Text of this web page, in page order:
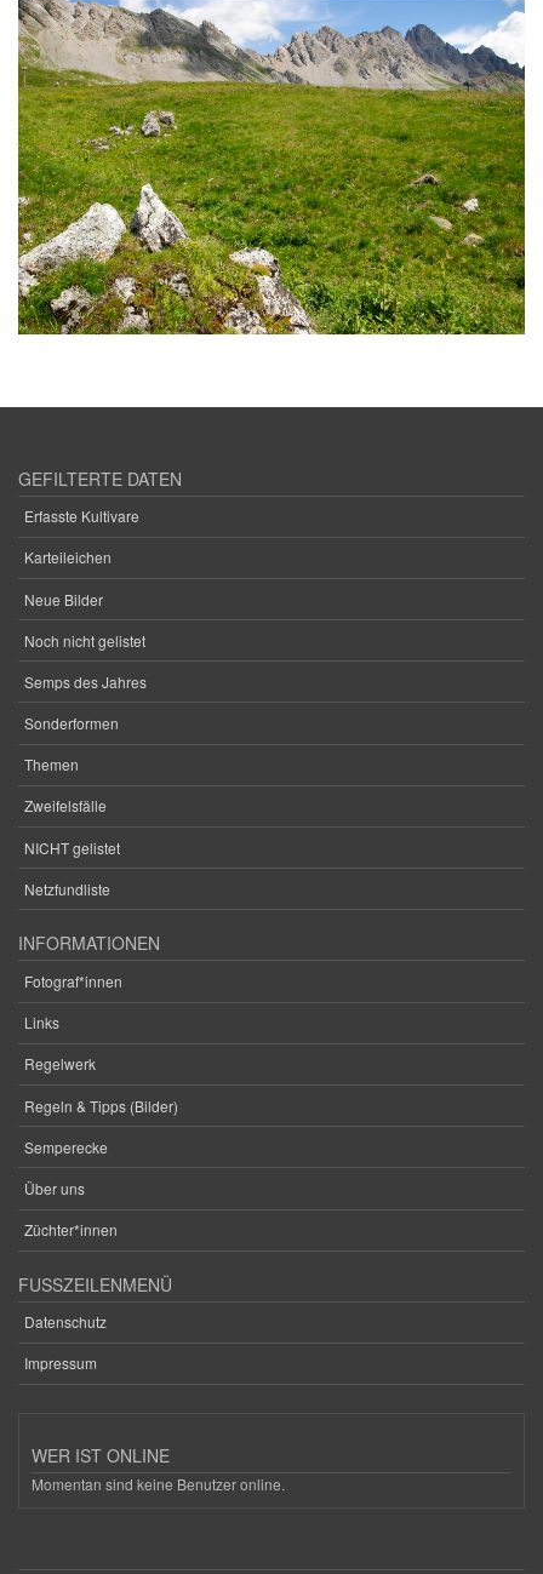
GEFILTERTE DATEN
Erfasste Kultivare
Karteileichen
Neue Bilder
Noch nicht gelistet
Semps des Jahres
Sonderformen
Themen
Zweifelsfälle
NICHT gelistet
Netzfundliste
INFORMATIONEN
Fotograf*innen
Links
Regelwerk
Regeln & Tipps (Bilder)
Semperecke
Über uns
Züchter*innen
FUSSZEILENMENÜ
Datenschutz
Impressum
WER IST ONLINE
Momentan sind keine Benutzer online.